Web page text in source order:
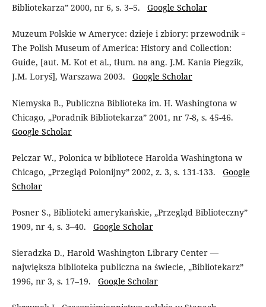
Bibliotekarza” 2000, nr 6, s. 3–5. Google Scholar
Muzeum Polskie w Ameryce: dzieje i zbiory: przewodnik =
The Polish Museum of America: History and Collection:
Guide, [aut. M. Kot et al., tłum. na ang. J.M. Kania Piegzik,
J.M. Loryś], Warszawa 2003. Google Scholar
Niemyska B., Publiczna Biblioteka im. H. Washingtona w
Chicago, „Poradnik Bibliotekarza” 2001, nr 7-8, s. 45-46.
Google Scholar
Pelczar W., Polonica w bibliotece Harolda Washingtona w
Chicago, „Przegląd Polonijny” 2002, z. 3, s. 131-133. Google
Scholar
Posner S., Biblioteki amerykańskie, „Przegląd Biblioteczny”
1909, nr 4, s. 3–40. Google Scholar
Sieradzka D., Harold Washington Library Center —
największa biblioteka publiczna na świecie, „Bibliotekarz”
1996, nr 3, s. 17–19. Google Scholar